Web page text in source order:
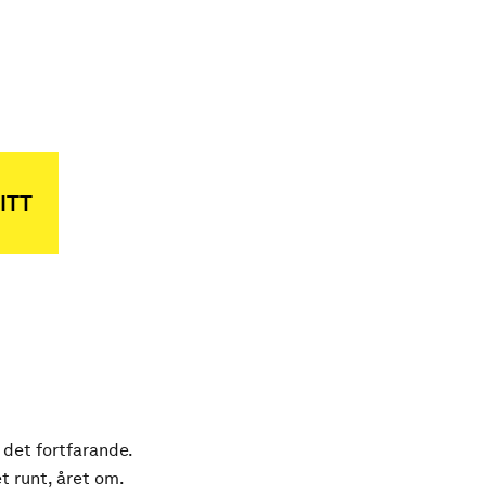
det fortfarande.
runt, året om.